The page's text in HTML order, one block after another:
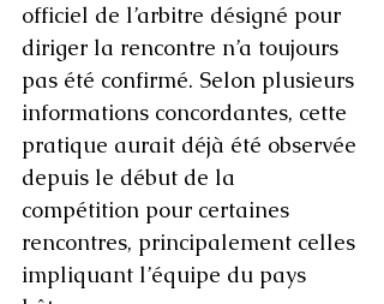
officiel de l’arbitre désigné pour
diriger la rencontre n’a toujours
pas été confirmé. Selon plusieurs
informations concordantes, cette
pratique aurait déjà été observée
depuis le début de la
compétition pour certaines
rencontres, principalement celles
impliquant l’équipe du pays